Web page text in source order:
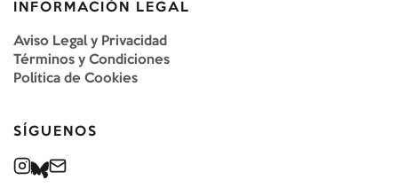
INFORMACIÓN LEGAL
Aviso Legal y Privacidad
Términos y Condiciones
Política de Cookies
SÍGUENOS